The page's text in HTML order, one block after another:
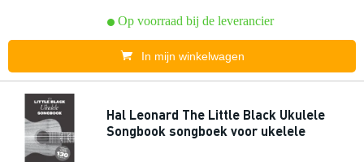
Op voorraad bij de leverancier
In mijn winkelwagen
Hal Leonard The Little Black Ukulele
Songbook songboek voor ukelele